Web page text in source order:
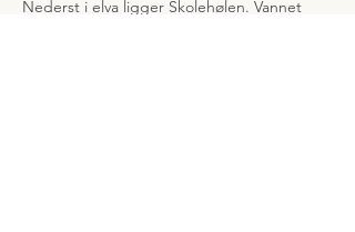
Nederst i elva ligger Skolehølen. Vannet